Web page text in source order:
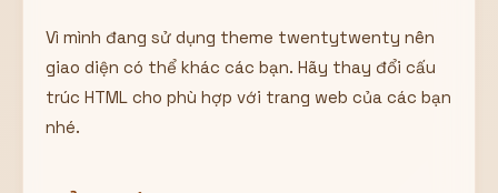
Vì mình đang sử dụng theme twentytwenty nên
giao diện có thể khác các bạn. Hãy thay đổi cấu
trúc HTML cho phù hợp với trang web của các bạn
nhé.